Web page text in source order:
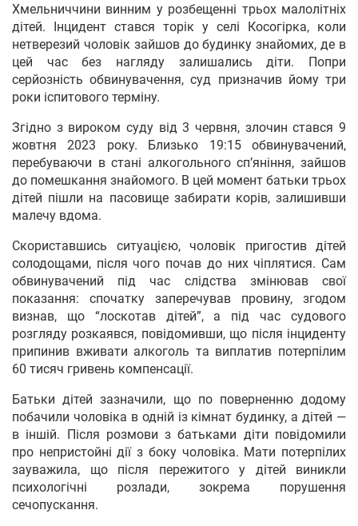
Хмельниччини винним у розбещенні трьох малолітніх
дітей. Інцидент стався торік у селі Косогірка, коли
нетверезий чоловік зайшов до будинку знайомих, де в
цей час без нагляду залишались діти. Попри
серйозність обвинувачення, суд призначив йому три
роки іспитового терміну.
Згідно з вироком суду від 3 червня, злочин стався 9
жовтня 2023 року. Близько 19:15 обвинувачений,
перебуваючи в стані алкогольного сп’яніння, зайшов
до помешкання знайомого. В цей момент батьки трьох
дітей пішли на пасовище забирати корів, залишивши
малечу вдома.
Скориставшись ситуацією, чоловік пригостив дітей
солодощами, після чого почав до них чіплятися. Сам
обвинувачений під час слідства змінював свої
показання: спочатку заперечував провину, згодом
визнав, що “лоскотав дітей”, а під час судового
розгляду розкаявся, повідомивши, що після інциденту
припинив вживати алкоголь та виплатив потерпілим
60 тисяч гривень компенсації.
Батьки дітей зазначили, що по поверненню додому
побачили чоловіка в одній із кімнат будинку, а дітей —
в іншій. Після розмови з батьками діти повідомили
про непристойні дії з боку чоловіка. Мати потерпілих
зауважила, що після пережитого у дітей виникли
психологічні розлади, зокрема порушення
сечопускання.